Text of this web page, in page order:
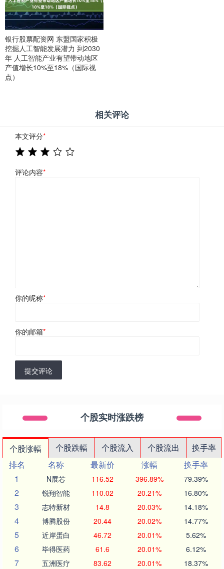
银行股票配资网 东盟国家积极
挖掘人工智能发展潜力 到2030
年 人工智能产业有望带动地区
产值增长10%至18%（国际视
点）
相关评论
本文评分*
评论内容*
你的昵称*
你的邮箱*
提交评论
个股实时涨跌榜
个股涨幅 个股跌幅 个股流入 个股流出
换手率
排名
名称 最新价 涨幅
换手率
1
N展芯 116.52 396.89% 79.39%
2 锐翔智能 110.02 20.21% 16.80%
3 志特新材 14.8 20.03% 14.18%
4 博腾股份 20.44 20.02% 14.77%
5 近岸蛋白 46.72 20.01% 5.62%
6 毕得医药 61.6 20.01% 6.12%
7 五洲医疗 83.62 20.01% 18.37%